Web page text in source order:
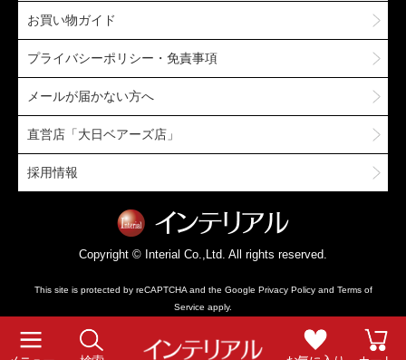
お買い物ガイド
プライバシーポリシー・免責事項
メールが届かない方へ
直営店「大日ベアーズ店」
採用情報
Copyright © Interial Co.,Ltd. All rights reserved.
This site is protected by reCAPTCHA and the Google Privacy Policyand Terms of
Service apply.